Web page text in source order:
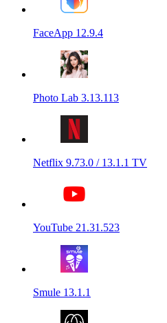
FaceApp 12.9.4
Photo Lab 3.13.113
Netflix 9.73.0 / 13.1.1 TV
YouTube 21.31.523
Smule 13.1.1